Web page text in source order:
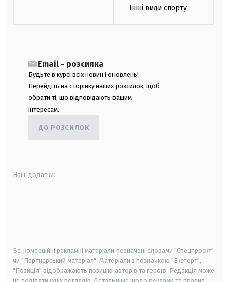
Інші види спорту
Email - розсилка
Будьте в курсі всіх новин і оновлень!
Перейдіть на сторінку наших розсилок, щоб
обрати ті, що відповідають вашим
інтересам.
ДО РОЗСИЛОК
Наші додатки:
Всі комерційні рекламні матеріали позначені словами "Спецпроєкт"
чи "Партнерський матеріал". Матеріали з позначкою "Експерт",
"Позиція" відображають позицію авторів та героїв. Редакція може